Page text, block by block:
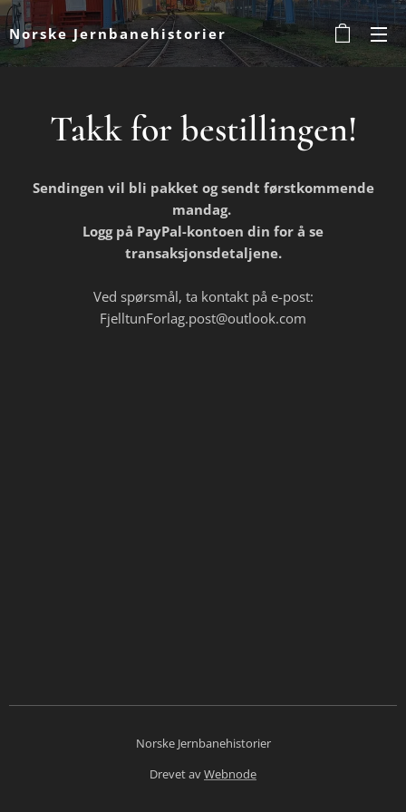
Norske Jernbanehistorier
Takk for bestillingen!
Sendingen vil bli pakket og sendt førstkommende
mandag.
Logg på PayPal-kontoen din for å se
transaksjonsdetaljene.
Ved spørsmål, ta kontakt på e-post:
FjelltunForlag.post@outlook.com
Norske Jernbanehistorier
Drevet avWebnode